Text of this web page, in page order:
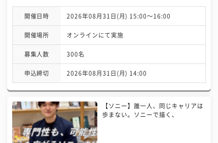
開催日時 2026年08月31日(月) 15:00〜16:00
開催場所 オンラインにて実施
募集人数 300名
申込締切 2026年08月31日(月) 14:00
【ソニー】誰一人、同じキャリアは
歩まない。ソニーで描く、